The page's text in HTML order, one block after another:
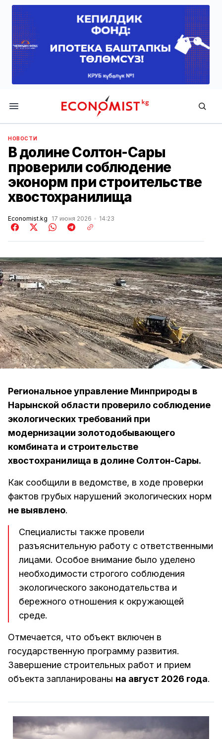
Economist.kg
НОВОСТИ
В долине Солтон-Сары
проверили соблюдение
эконорм при строительстве
хвостохранилища
Economist.kg 17 июня 2026 14:23
Региональное управление Минприроды в
Нарынской области проверило соблюдение
экологических требований при
модернизации золотодобывающего
комбината и строительстве
хвостохранилища в долине Солтон-Сары.
Как сообщили в ведомстве, в ходе проверки
фактов грубых нарушений экологических норм
не выявлено.
Специалисты также провели
разъяснительную работу с ответственными
лицами. Особое внимание было уделено
необходимости строгого соблюдения
экологического законодательства и
бережного отношения к окружающей
среде.
Отмечается, что объект включен в
государственную программу развития.
Завершение строительных работ и прием
объекта запланированы на август 2026 года.